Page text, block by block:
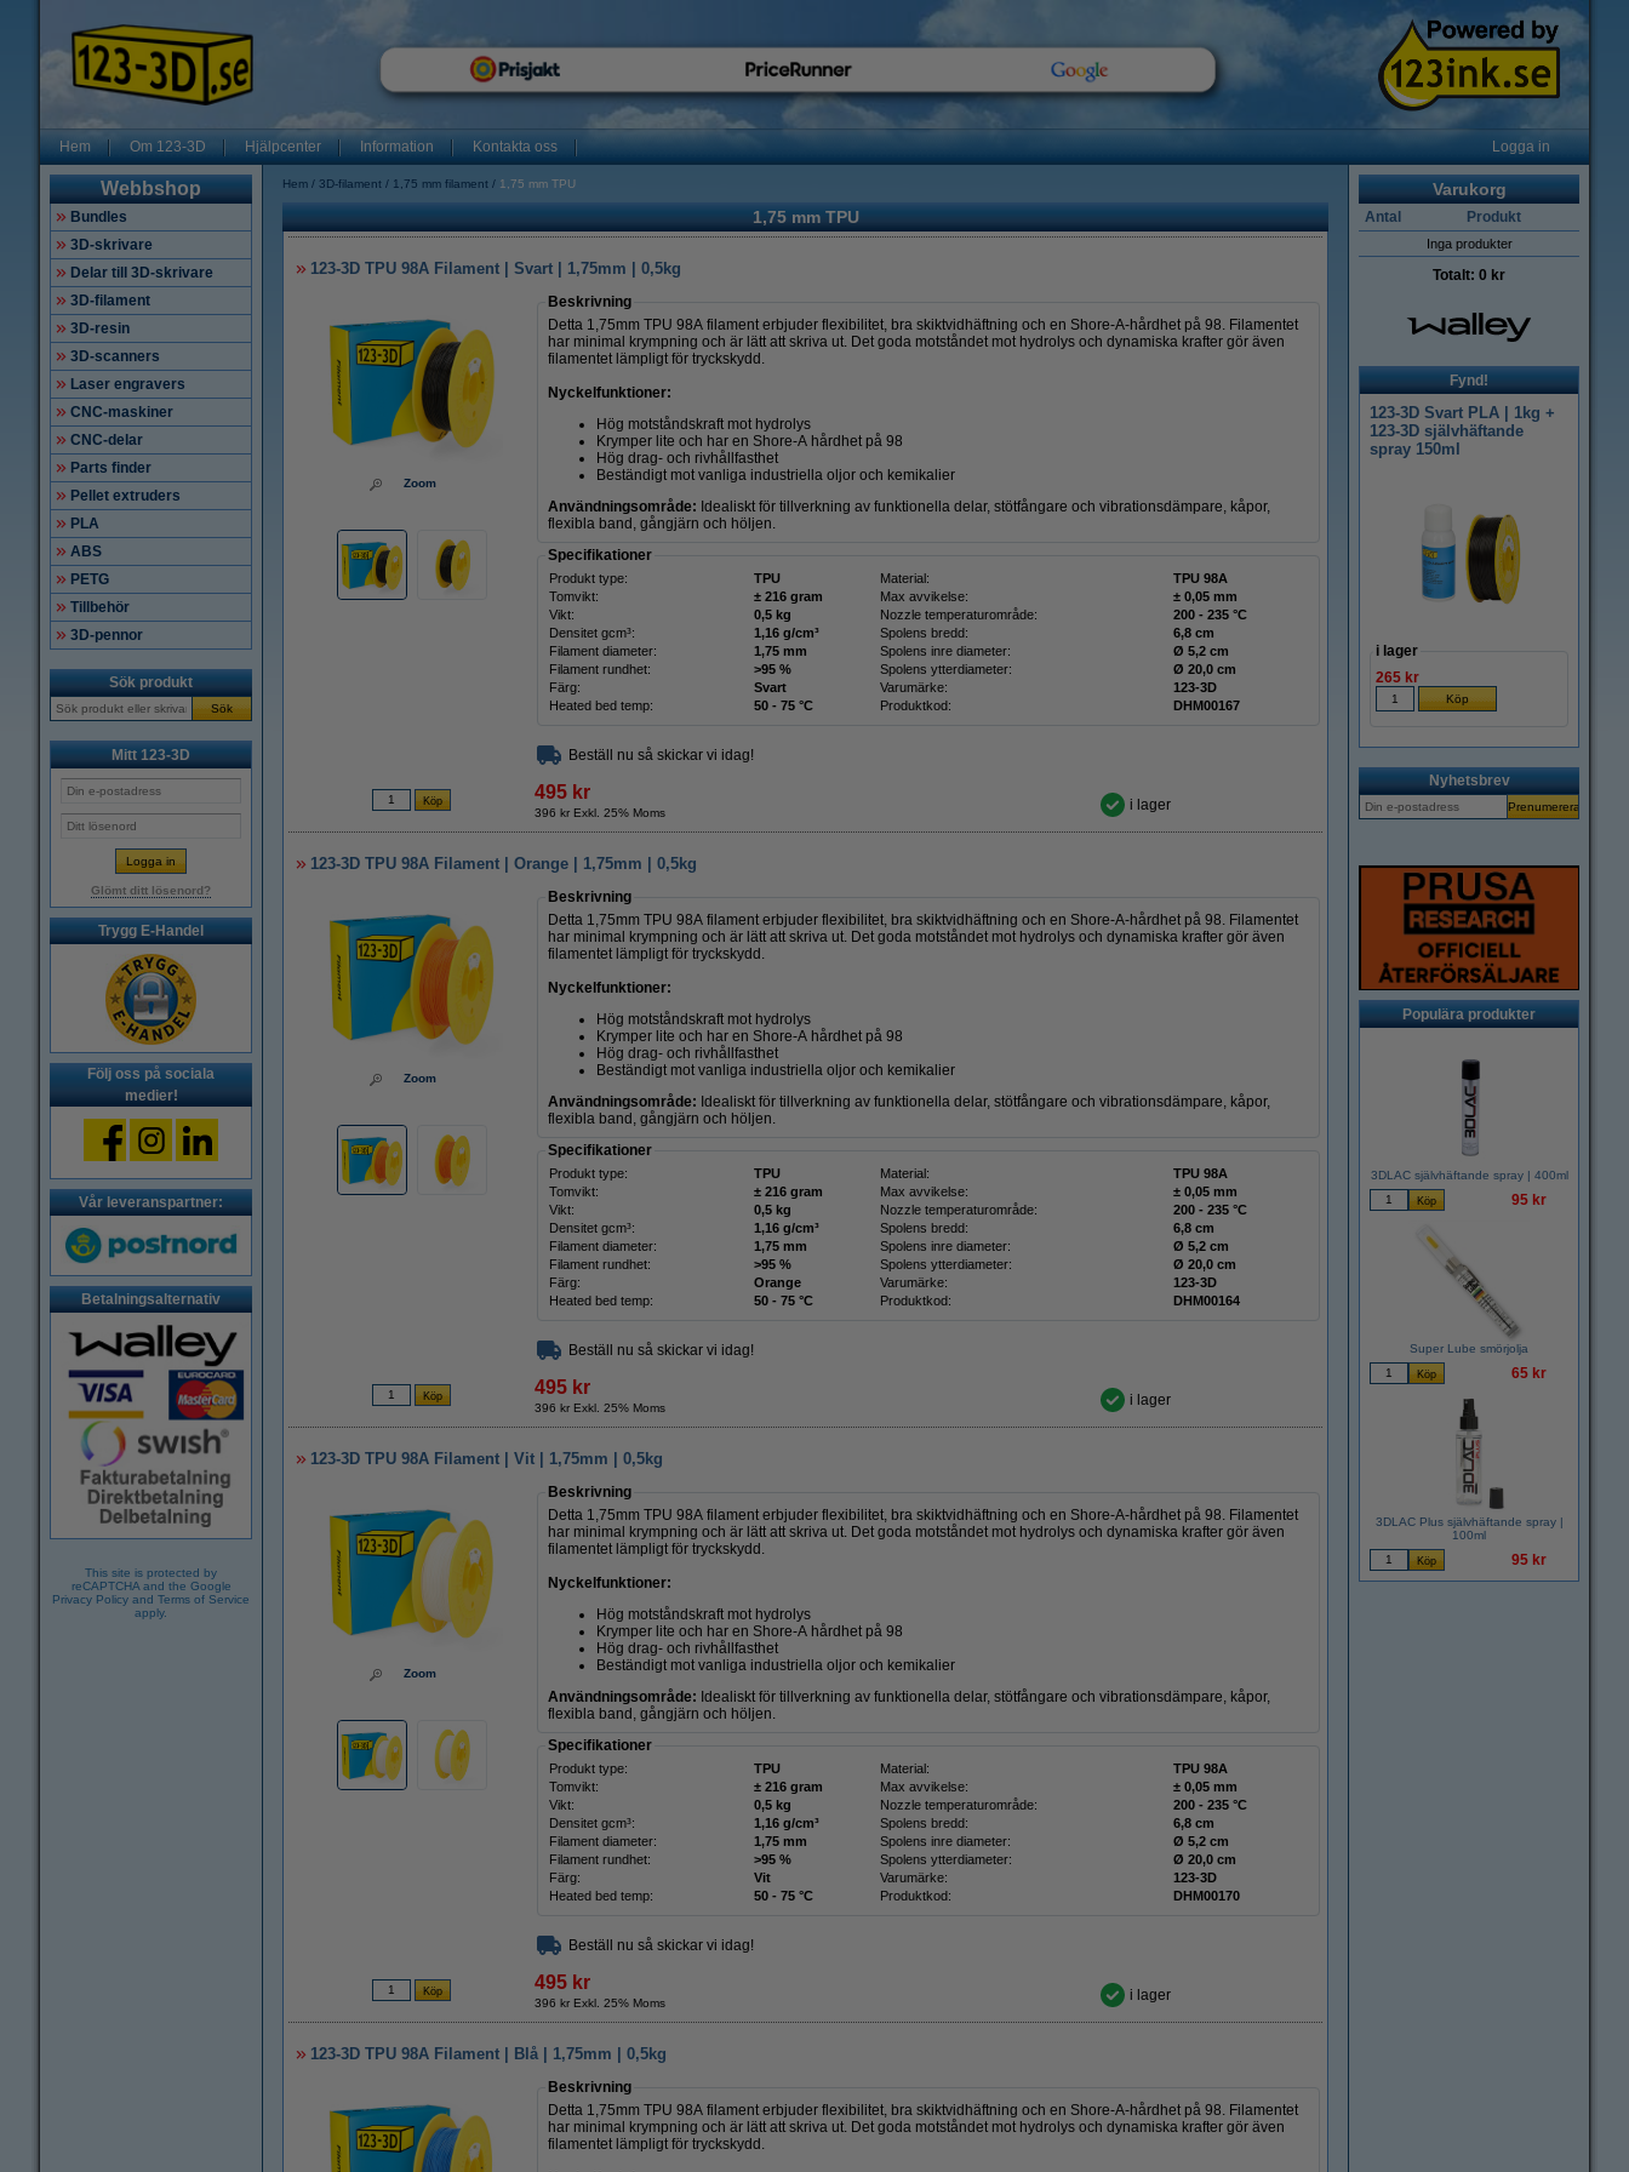
Hem Om 123-3D Hjälpcenter Information Kontakta oss Logga in
Webbshop
Bundles
3D-skrivare
Delar till 3D-skrivare
3D-filament
3D-resin
3D-scanners
Laser engravers
CNC-maskiner
CNC-delar
Parts finder
Pellet extruders
PLA
ABS
PETG
Tillbehör
3D-pennor
Sök produkt
Sök
Mitt 123-3D
Glömt ditt lösenord?
Trygg E-Handel
Följ oss på sociala
medier!
Vår leveranspartner:
Betalningsalternativ
This site is protected by
reCAPTCHA and the Google
Privacy Policy and Terms of Service
apply.
Hem 3D-filament 1,75 mm filament 1,75 mm TPU
1,75 mm TPU
123-3D TPU 98A Filament | Svart | 1,75mm | 0,5kg
Zoom
Beskrivning
Detta 1,75mm TPU 98A filament erbjuder flexibilitet, bra skiktvidhäftning och en Shore-A-hårdhet på 98. Filamentet
har minimal krympning och är lätt att skriva ut. Det goda motståndet mot hydrolys och dynamiska krafter gör även
filamentet lämpligt för tryckskydd.
Nyckelfunktioner:
Hög motståndskraft mot hydrolys
Krymper lite och har en Shore-A hårdhet på 98
Hög drag- och rivhållfasthet
Beständigt mot vanliga industriella oljor och kemikalier
Användningsområde: Idealiskt för tillverkning av funktionella delar, stötfångare och vibrationsdämpare, kåpor,
flexibla band, gångjärn och höljen.
Specifikationer
Produkt type: TPU Material:
TPU 98A
Tomvikt:
± 216 gram Max avvikelse:
± 0,05 mm
Vikt:
0,5 kg Nozzle temperaturområde:
200 - 235 °C
Densitet gcm³:
1,16 g/cm³ Spolens bredd:
6,8 cm
Filament diameter:
1,75 mm Spolens inre diameter:
Ø 5,2 cm
Filament rundhet:
>95 % Spolens ytterdiameter:
Ø 20,0 cm
Färg:
Svart Varumärke:
123-3D
Heated bed temp:
50 - 75 °C Produktkod: DHM00167
Beställ nu så skickar vi idag!
495 kr
396 kr Exkl. 25% Moms i lager
123-3D TPU 98A Filament | Orange | 1,75mm | 0,5kg
Zoom
Beskrivning
Detta 1,75mm TPU 98A filament erbjuder flexibilitet, bra skiktvidhäftning och en Shore-A-hårdhet på 98. Filamentet
har minimal krympning och är lätt att skriva ut. Det goda motståndet mot hydrolys och dynamiska krafter gör även
filamentet lämpligt för tryckskydd.
Nyckelfunktioner:
Hög motståndskraft mot hydrolys
Krymper lite och har en Shore-A hårdhet på 98
Hög drag- och rivhållfasthet
Beständigt mot vanliga industriella oljor och kemikalier
Användningsområde: Idealiskt för tillverkning av funktionella delar, stötfångare och vibrationsdämpare, kåpor,
flexibla band, gångjärn och höljen.
Specifikationer
Produkt type: TPU Material:
TPU 98A
Tomvikt:
± 216 gram Max avvikelse:
± 0,05 mm
Vikt:
0,5 kg Nozzle temperaturområde:
200 - 235 °C
Densitet gcm³:
1,16 g/cm³ Spolens bredd:
6,8 cm
Filament diameter:
1,75 mm Spolens inre diameter:
Ø 5,2 cm
Filament rundhet:
>95 % Spolens ytterdiameter:
Ø 20,0 cm
Färg:
Orange Varumärke:
123-3D
Heated bed temp:
50 - 75 °C Produktkod: DHM00164
Beställ nu så skickar vi idag!
495 kr
396 kr Exkl. 25% Moms i lager
123-3D TPU 98A Filament | Vit | 1,75mm | 0,5kg
Zoom
Beskrivning
Detta 1,75mm TPU 98A filament erbjuder flexibilitet, bra skiktvidhäftning och en Shore-A-hårdhet på 98. Filamentet
har minimal krympning och är lätt att skriva ut. Det goda motståndet mot hydrolys och dynamiska krafter gör även
filamentet lämpligt för tryckskydd.
Nyckelfunktioner:
Hög motståndskraft mot hydrolys
Krymper lite och har en Shore-A hårdhet på 98
Hög drag- och rivhållfasthet
Beständigt mot vanliga industriella oljor och kemikalier
Användningsområde: Idealiskt för tillverkning av funktionella delar, stötfångare och vibrationsdämpare, kåpor,
flexibla band, gångjärn och höljen.
Specifikationer
Produkt type: TPU Material:
TPU 98A
Tomvikt:
± 216 gram Max avvikelse:
± 0,05 mm
Vikt:
0,5 kg Nozzle temperaturområde:
200 - 235 °C
Densitet gcm³:
1,16 g/cm³ Spolens bredd:
6,8 cm
Filament diameter:
1,75 mm Spolens inre diameter:
Ø 5,2 cm
Filament rundhet:
>95 % Spolens ytterdiameter:
Ø 20,0 cm
Färg:
Vit Varumärke:
123-3D
Heated bed temp:
50 - 75 °C Produktkod: DHM00170
Beställ nu så skickar vi idag!
495 kr
396 kr Exkl. 25% Moms i lager
123-3D TPU 98A Filament | Blå | 1,75mm | 0,5kg
Beskrivning
Detta 1,75mm TPU 98A filament erbjuder flexibilitet, bra skiktvidhäftning och en Shore-A-hårdhet på 98. Filamentet
har minimal krympning och är lätt att skriva ut. Det goda motståndet mot hydrolys och dynamiska krafter gör även
filamentet lämpligt för tryckskydd.
Varukorg
Antal Produkt
Inga produkter
Totalt: 0 kr
Fynd!
123-3D Svart PLA | 1kg +
123-3D självhäftande
spray 150ml
i lager
265 kr
Nyhetsbrev
Populära produkter
3DLAC självhäftande spray | 400ml
95 kr
Super Lube smörjolja
65 kr
3DLAC Plus självhäftande spray |
100ml
95 kr